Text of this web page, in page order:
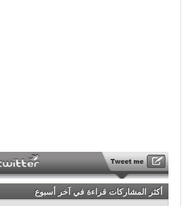
أكثر المشاركات قراءة في آخر أسبوع